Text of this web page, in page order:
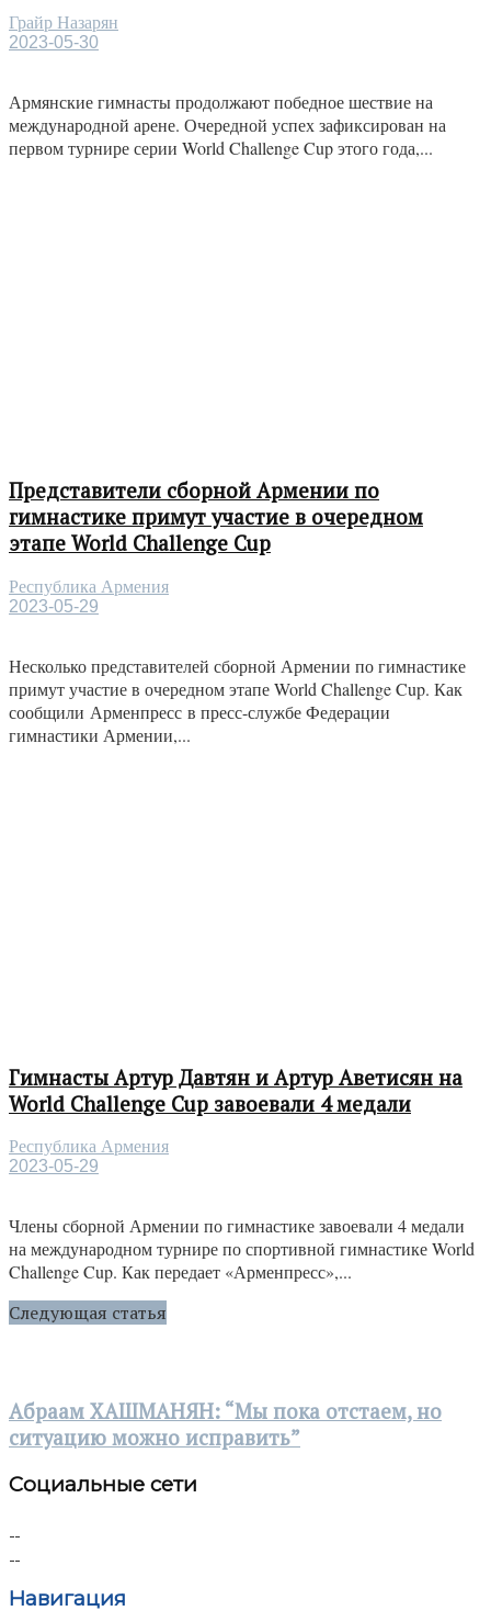
Грайр Назарян
2023-05-30
Армянские гимнасты продолжают победное шествие на
международной арене. Очередной успех зафиксирован на
первом турнире серии World Challenge Cup этого года,...
Представители сборной Армении по
гимнастике примут участие в очередном
этапе World Challenge Cup
Республика Армения
2023-05-29
Несколько представителей сборной Армении по гимнастике
примут участие в очередном этапе World Challenge Cup. Как
сообщили Арменпресс в пресс-службе Федерации
гимнастики Армении,...
Гимнасты Артур Давтян и Артур Аветисян на
World Challenge Cup завоевали 4 медали
Республика Армения
2023-05-29
Члены сборной Армении по гимнастике завоевали 4 медали
на международном турнире по спортивной гимнастике World
Challenge Cup. Как передает «Арменпресс»,...
Следующая статья
Абраам ХАШМАНЯН: “Мы пока отстаем, но
ситуацию можно исправить”
Социальные сети
Навигация